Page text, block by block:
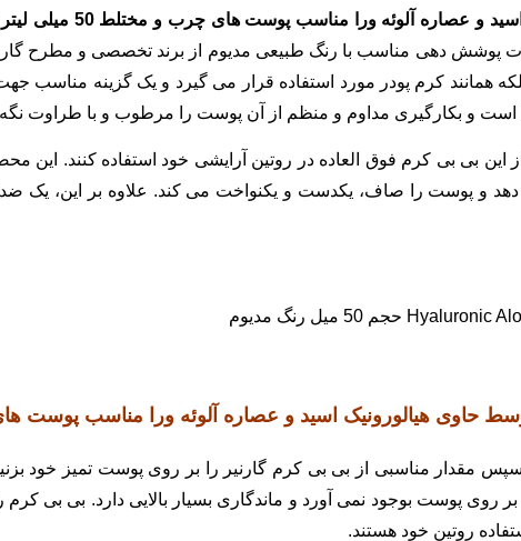
پوشش دهی مناسب با رنگ طبیعی مدیوم از برند تخصصی و مطرح
همانند کرم پودر مورد استفاده قرار می گیرد و یک گزینه مناسب
است و بکارگیری مداوم و منظم از آن پوست را مرطوب و با طراوت
بی بی کرم فوق العاده در روتین آرایشی خود استفاده کنند. این
و پوست را صاف، یکدست و یکنواخت می کند. علاوه بر این، یک
سپس مقدار مناسبی از بی بی کرم گارنیر را بر روی پوست تمیز خود
پوست بوجود نمی آورد و ماندگاری بسیار بالایی دارد. بی بی کرم
روتین خود هستند.